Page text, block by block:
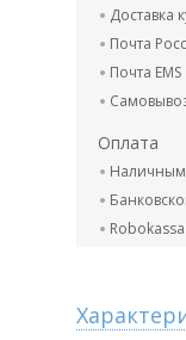
Доставка
Почта
Почта EMS
Оплата
Robokassa